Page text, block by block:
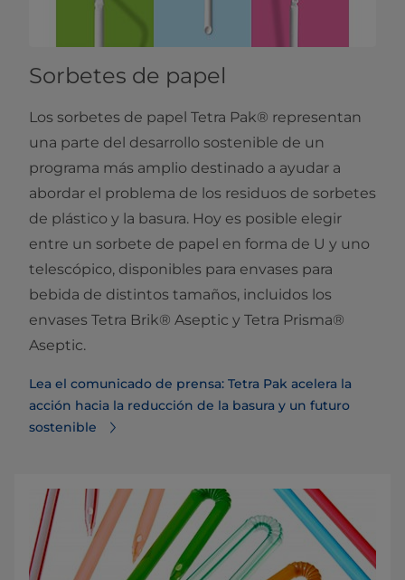
Sorbetes de papel
Los sorbetes de papel Tetra Pak® representan
una parte del desarrollo sostenible de un
programa más amplio destinado a ayudar a
abordar el problema de los residuos de sorbetes
de plástico y la basura. Hoy es posible elegir
entre un sorbete de papel en forma de U y uno
telescópico, disponibles para envases para
bebida de distintos tamaños, incluidos los
envases Tetra Brik® Aseptic y Tetra Prisma®
Aseptic.
Lea el comunicado de prensa: Tetra Pak acelera la
acción hacia la reducción de la basura y un futuro
sostenible⁠